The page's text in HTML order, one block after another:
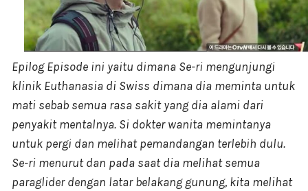
Epilog Episode ini yaitu dimana Se-ri mengunjungi
klinik Euthanasia di Swiss dimana dia meminta untuk
mati sebab semua rasa sakit yang dia alami dari
penyakit mentalnya. Si dokter wanita memintanya
untuk pergi dan melihat pemandangan terlebih dulu.
Se-ri menurut dan pada saat dia melihat semua
paraglider dengan latar belakang gunung, kita melihat